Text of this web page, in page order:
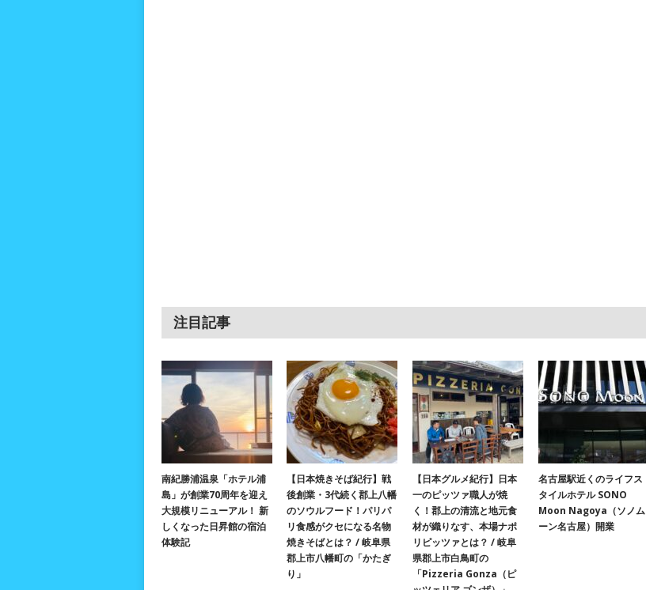
注目記事
南紀勝浦温泉「ホテル浦
島」が創業70周年を迎え
大規模リニューアル！ 新
しくなった日昇館の宿泊
体験記
【日本焼きそば紀行】戦
後創業・3代続く郡上八幡
のソウルフード！パリパ
リ食感がクセになる名物
焼きそばとは？ / 岐阜県
郡上市八幡町の「かたぎ
り」
【日本グルメ紀行】日本
一のピッツァ職人が焼
く！郡上の清流と地元食
材が織りなす、本場ナポ
リピッツァとは？ / 岐阜
県郡上市白鳥町の
「Pizzeria Gonza（ピ
名古屋駅近くのライフス
タイルホテル SONO
Moon Nagoya（ソノム
ーン名古屋）開業